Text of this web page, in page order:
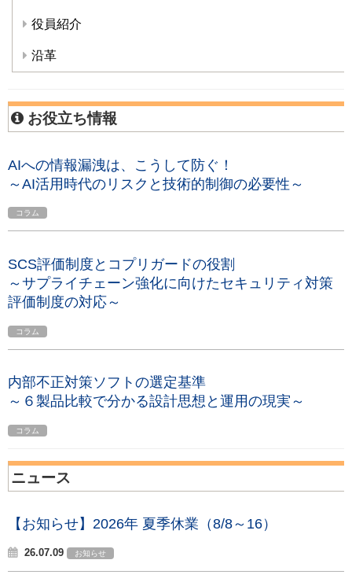
役員紹介
沿革
お役立ち情報
AIへの情報漏洩は、こうして防ぐ！
～AI活用時代のリスクと技術的制御の必要性～
コラム
SCS評価制度とコプリガードの役割
～サプライチェーン強化に向けたセキュリティ対策
評価制度の対応～
コラム
内部不正対策ソフトの選定基準
～６製品比較で分かる設計思想と運用の現実～
コラム
ニュース
【お知らせ】2026年 夏季休業（8/8～16）
26.07.09 お知らせ